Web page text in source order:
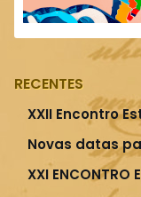
RECENTES
XXII Encontro
Novas datas
XXI ENCONTRO